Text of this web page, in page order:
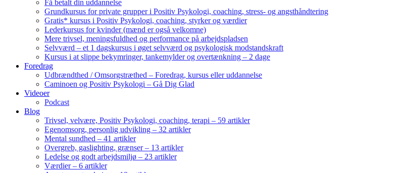
Få betalt din uddannelse
Grundkursus for private grupper i Positiv Psykologi, coaching, stress- og angsthåndtering
Gratis* kursus i Positiv Psykologi, coaching, styrker og værdier
Lederkursus for kvinder (mænd er også velkomne)
Mere trivsel, meningsfuldhed og performance på arbejdspladsen
Selvværd – et 1 dagskursus i øget selvværd og psykologisk modstandskraft
Kursus i at slippe bekymringer, tankemylder og overtænkning – 2 dage
Foredrag
Udbrændthed / Omsorgstræthed – Foredrag, kursus eller uddannelse
Caminoen og Positiv Psykologi – Gå Dig Glad
Videoer
Podcast
Blog
Trivsel, velvære, Positiv Psykologi, coaching, terapi – 59 artikler
Egenomsorg, personlig udvikling – 32 artikler
Mental sundhed – 41 artikler
Overgreb, gaslighting, grænser – 13 artikler
Ledelse og godt arbejdsmiljø – 23 artikler
Værdier – 6 artikler